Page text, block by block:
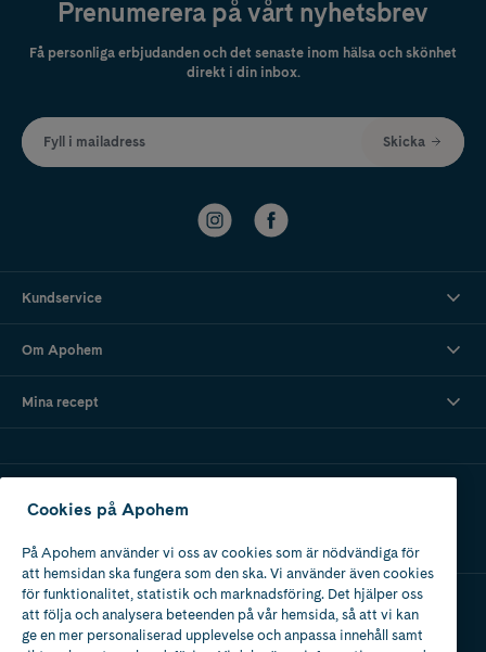
Prenumerera på vårt nyhetsbrev
Få personliga erbjudanden och det senaste inom hälsa och skönhet
direkt i din inbox.
Fyll i mailadress Skicka
Kundservice
Om Apohem
Mina recept
Apotek med tillstånd
av Läkemedelsverket
Cookies på Apohem
På Apohem använder vi oss av cookies som är nödvändiga för
att hemsidan ska fungera som den ska. Vi använder även cookies
för funktionalitet, statistik och marknadsföring. Det hjälper oss
att följa och analysera beteenden på vår hemsida, så att vi kan
ge en mer personaliserad upplevelse och anpassa innehåll samt